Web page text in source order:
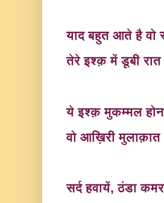
याद बहुत आते है वो
तेरे इश्क़ में डूबी
ये इश्क़ मुकम्मल
वो आख़िरी
सर्द हवायें, ठंडा